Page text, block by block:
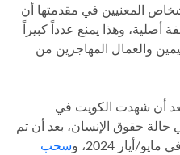
المعنيين في مقدمتها أن
أصلية، وهذا يمنع عدداً كبيراً
والعمال المهاجرين من
بعد أن شهدت الكويت في
حالة حقوق الإنسان، بعد أن تم
أيار 2024، و
سحب